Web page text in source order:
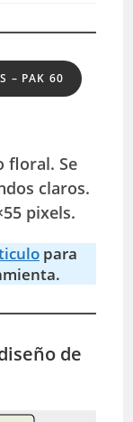
– PAK 60
floral. Se
claros.
pixels.
para
de